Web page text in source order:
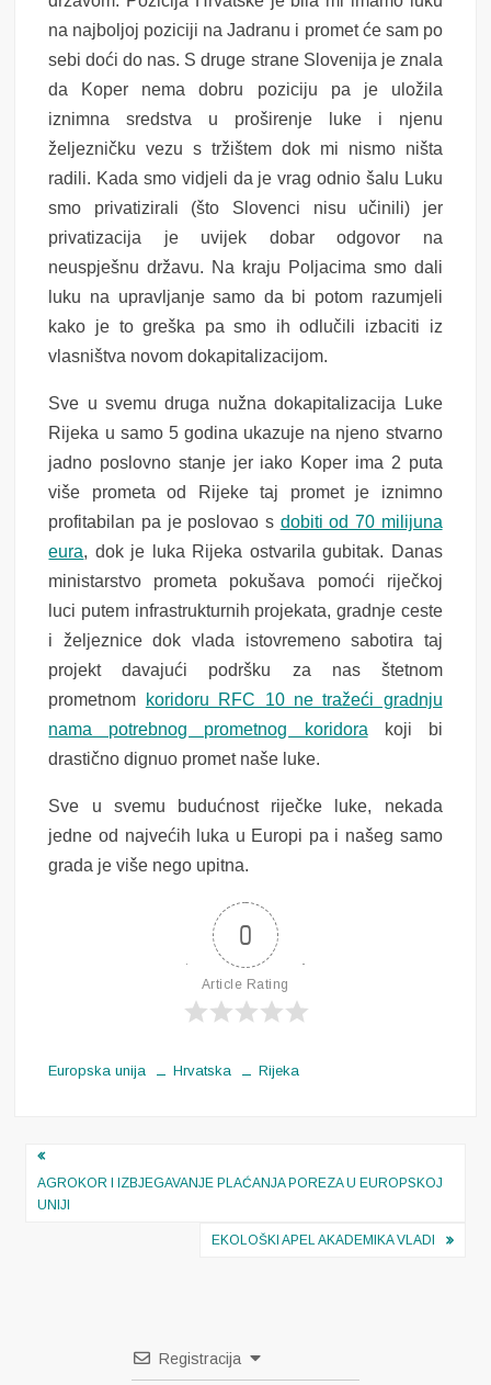
na najboljoj poziciji na Jadranu i promet će sam po
sebi doći do nas. S druge strane Slovenija je znala
da Koper nema dobru poziciju pa je uložila
iznimna sredstva u proširenje luke i njenu
željezničku vezu s tržištem dok mi nismo ništa
radili. Kada smo vidjeli da je vrag odnio šalu Luku
smo privatizirali (što Slovenci nisu učinili) jer
privatizacija je uvijek dobar odgovor na
neuspješnu državu. Na kraju Poljacima smo dali
luku na upravljanje samo da bi potom razumjeli
kako je to greška pa smo ih odlučili izbaciti iz
vlasništva novom dokapitalizacijom.
Sve u svemu druga nužna dokapitalizacija Luke
Rijeka u samo 5 godina ukazuje na njeno stvarno
jadno poslovno stanje jer iako Koper ima 2 puta
više prometa od Rijeke taj promet je iznimno
profitabilan pa je poslovao s dobiti od 70 milijuna
eura, dok je luka Rijeka ostvarila gubitak. Danas
ministarstvo prometa pokušava pomoći riječkoj
luci putem infrastrukturnih projekata, gradnje ceste
i željeznice dok vlada istovremeno sabotira taj
projekt davajući podršku za nas štetnom
prometnom
koridoru RFC 10 ne tražeći gradnju
nama potrebnog prometnog koridora koji bi
drastično dignuo promet naše luke.
Sve u svemu budućnost riječke luke, nekada
jedne od najvećih luka u Europi pa i našeg samo
grada je više nego upitna.
0
Article Rating
Europska unija Hrvatska Rijeka
Navigacija
objava
AGROKOR I IZBJEGAVANJE PLAĆANJA POREZA U EUROPSKOJ
UNIJI
EKOLOŠKI APEL AKADEMIKA VLADI
Registracija